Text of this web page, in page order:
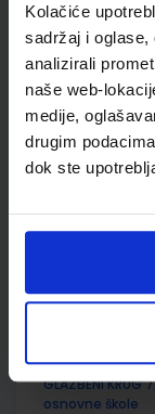
Kolačiće
sadržaj i oglase,
analizirali
naše web-
medije,
drugim
dok ste
Udžbenik
VREMEPLOV 7;
sedmom
Autor(i):Gordana
Nakladnik:PROFIL
SKU:567420
GLAZBENI
osnovne škole